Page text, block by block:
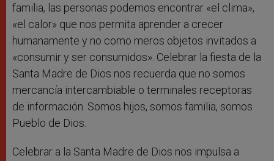
familia, las personas podemos encontrar «el clima»,
«el calor» que nos permita aprender a crecer
humanamente y no como meros objetos invitados a
«consumir y ser consumidos». Celebrar la fiesta de la
Santa Madre de Dios nos recuerda que no somos
mercancía intercambiable o terminales receptoras
de información. Somos hijos, somos familia, somos
Pueblo de Dios.
Celebrar a la Santa Madre de Dios nos impulsa a